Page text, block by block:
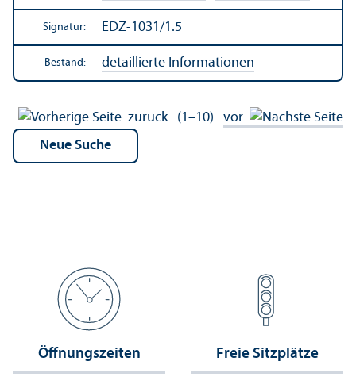
Signatur: EDZ-1031/1.5
Bestand: detaillierte Informationen
zurück (1–10) vor
Öffnungs­zeiten Freie Sitzplätze